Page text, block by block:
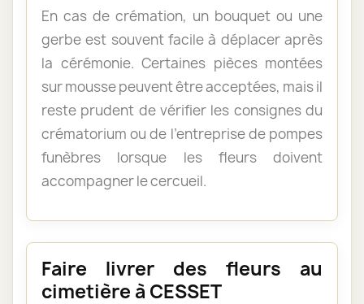
En cas de crémation, un bouquet ou une
gerbe est souvent facile à déplacer après
la cérémonie. Certaines pièces montées
sur mousse peuvent être acceptées, mais il
reste prudent de vérifier les consignes du
crématorium ou de l’entreprise de pompes
funèbres lorsque les fleurs doivent
accompagner le cercueil.
Faire livrer des fleurs au
cimetière à CESSET